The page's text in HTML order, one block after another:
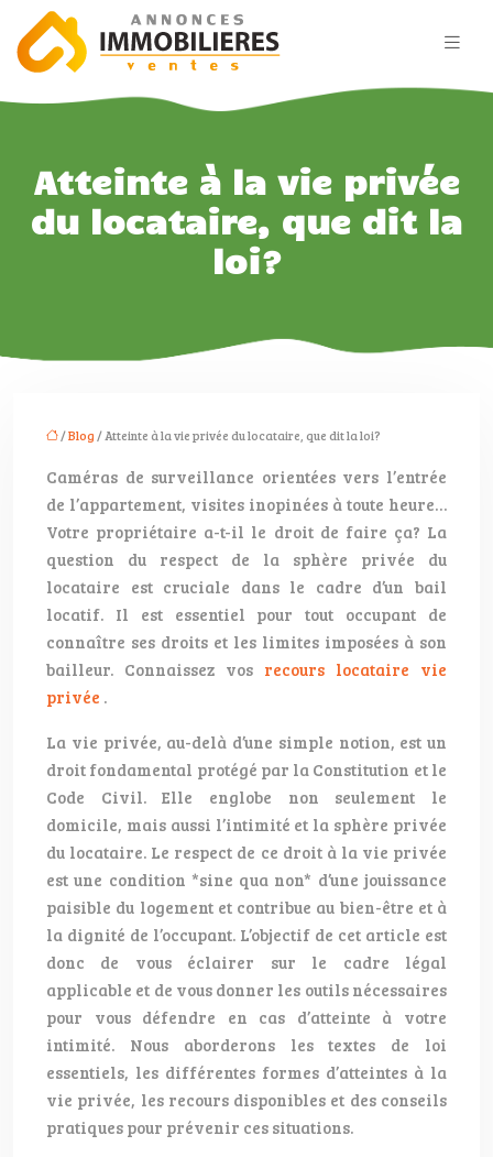
Atteinte à la vie privée
du locataire, que dit la
loi?
/Blog / Atteinte à la vie privée du locataire, que dit la loi?
Caméras de surveillance orientées vers l’entrée
de l’appartement, visites inopinées à toute heure…
Votre propriétaire a-t-il le droit de faire ça? La
question du respect de la sphère privée du
locataire est cruciale dans le cadre d’un bail
locatif. Il est essentiel pour tout occupant de
connaître ses droits et les limites imposées à son
bailleur. Connaissez vos recours locataire vie
privée .
La vie privée, au-delà d’une simple notion, est un
droit fondamental protégé par la Constitution et le
Code Civil. Elle englobe non seulement le
domicile, mais aussi l’intimité et la sphère privée
du locataire. Le respect de ce droit à la vie privée
est une condition *sine qua non* d’une jouissance
paisible du logement et contribue au bien-être et à
la dignité de l’occupant. L’objectif de cet article est
donc de vous éclairer sur le cadre légal
applicable et de vous donner les outils nécessaires
pour vous défendre en cas d’atteinte à votre
intimité. Nous aborderons les textes de loi
essentiels, les différentes formes d’atteintes à la
vie privée, les recours disponibles et des conseils
pratiques pour prévenir ces situations.